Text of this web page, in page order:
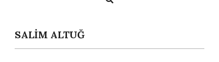
SALİM ALTUĞ